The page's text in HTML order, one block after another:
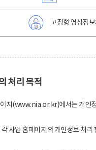
고정형 영상정
처리 목적
지(www.nia.or.kr)에서는 개인
사업 홈페이지의 개인정보 처